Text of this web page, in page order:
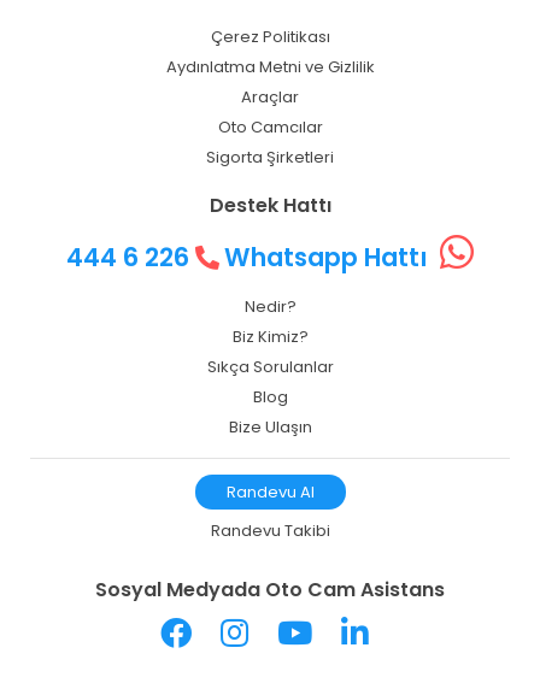
Çerez Politikası
Aydınlatma Metni ve Gizlilik
Araçlar
Oto Camcılar
Sigorta Şirketleri
Destek Hattı
444 6 226 Whatsapp Hattı
Nedir?
Biz Kimiz?
Sıkça Sorulanlar
Blog
Bize Ulaşın
Randevu Al
Randevu Takibi
Sosyal Medyada Oto Cam Asistans